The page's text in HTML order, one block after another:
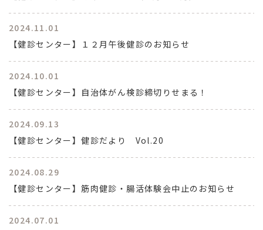
2024.11.01
【健診センター】１２月午後健診のお知らせ
2024.10.01
【健診センター】自治体がん検診締切りせまる！
2024.09.13
【健診センター】健診だより Vol.20
2024.08.29
【健診センター】筋肉健診・腸活体験会中止のお知らせ
2024.07.01